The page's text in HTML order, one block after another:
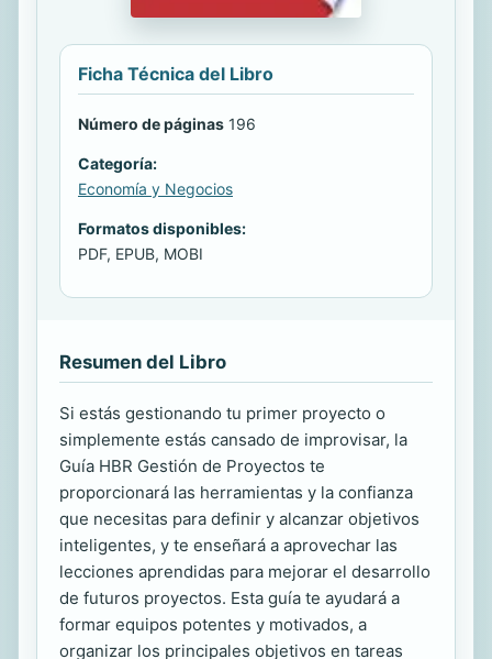
Ficha Técnica del Libro
Número de páginas 196
Categoría:
Economía y Negocios
Formatos disponibles:
PDF, EPUB, MOBI
Resumen del Libro
Si estás gestionando tu primer proyecto o
simplemente estás cansado de improvisar, la
Guía HBR Gestión de Proyectos te
proporcionará las herramientas y la confianza
que necesitas para definir y alcanzar objetivos
inteligentes, y te enseñará a aprovechar las
lecciones aprendidas para mejorar el desarrollo
de futuros proyectos. Esta guía te ayudará a
formar equipos potentes y motivados, a
organizar los principales objetivos en tareas